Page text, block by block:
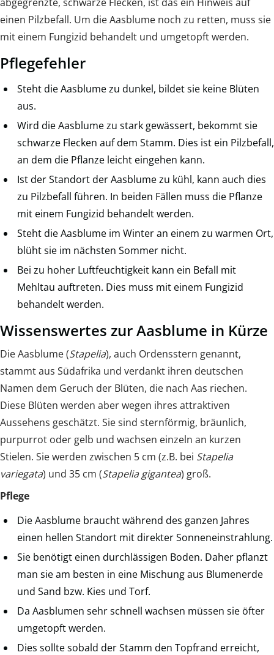
einen Pilzbefall. Um die Aasblume noch zu retten, muss sie
mit einem Fungizid behandelt und umgetopft werden.
Pflegefehler
Steht die Aasblume zu dunkel, bildet sie keine Blüten
aus.
Wird die Aasblume zu stark gewässert, bekommt sie
schwarze Flecken auf dem Stamm. Dies ist ein Pilzbefall,
an dem die Pflanze leicht eingehen kann.
Ist der Standort der Aasblume zu kühl, kann auch dies
zu Pilzbefall führen. In beiden Fällen muss die Pflanze
mit einem Fungizid behandelt werden.
Steht die Aasblume im Winter an einem zu warmen Ort,
blüht sie im nächsten Sommer nicht.
Bei zu hoher Luftfeuchtigkeit kann ein Befall mit
Mehltau auftreten. Dies muss mit einem Fungizid
behandelt werden.
Wissenswertes zur Aasblume in Kürze
Die Aasblume (Stapelia), auch Ordensstern genannt,
stammt aus Südafrika und verdankt ihren deutschen
Namen dem Geruch der Blüten, die nach Aas riechen.
Diese Blüten werden aber wegen ihres attraktiven
Aussehens geschätzt. Sie sind sternförmig, bräunlich,
purpurrot oder gelb und wachsen einzeln an kurzen
Stielen. Sie werden zwischen 5 cm (z.B. bei Stapelia
variegata) und 35 cm (Stapelia gigantea) groß.
Pflege
Die Aasblume braucht während des ganzen Jahres
einen hellen Standort mit direkter Sonneneinstrahlung.
Sie benötigt einen durchlässigen Boden. Daher pflanzt
man sie am besten in eine Mischung aus Blumenerde
und Sand bzw. Kies und Torf.
Da Aasblumen sehr schnell wachsen müssen sie öfter
umgetopft werden.
Dies sollte sobald der Stamm den Topfrand erreicht,